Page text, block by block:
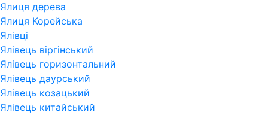
Ялиця дерева
Ялиця Корейська
Ялівці
Ялівець віргінський
Ялівець горизонтальний
Ялівець даурський
Ялівець козацький
Ялівець китайський